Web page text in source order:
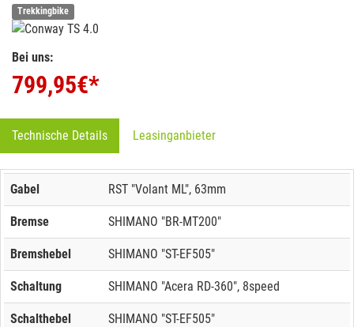
Trekkingbike
Bei uns:
799,95€*
Technische Details Leasinganbieter
Gabel RST "Volant ML", 63mm
Bremse SHIMANO "BR-MT200"
Bremshebel SHIMANO "ST-EF505"
Schaltung SHIMANO "Acera RD-360", 8speed
Schalthebel SHIMANO "ST-EF505"